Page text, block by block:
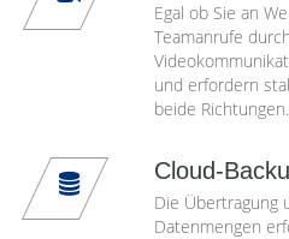
Egal ob Sie an
Teamanrufe
und erfordern
beide Richtungen.
Cloud-
Die Übertragung
Datenmengen